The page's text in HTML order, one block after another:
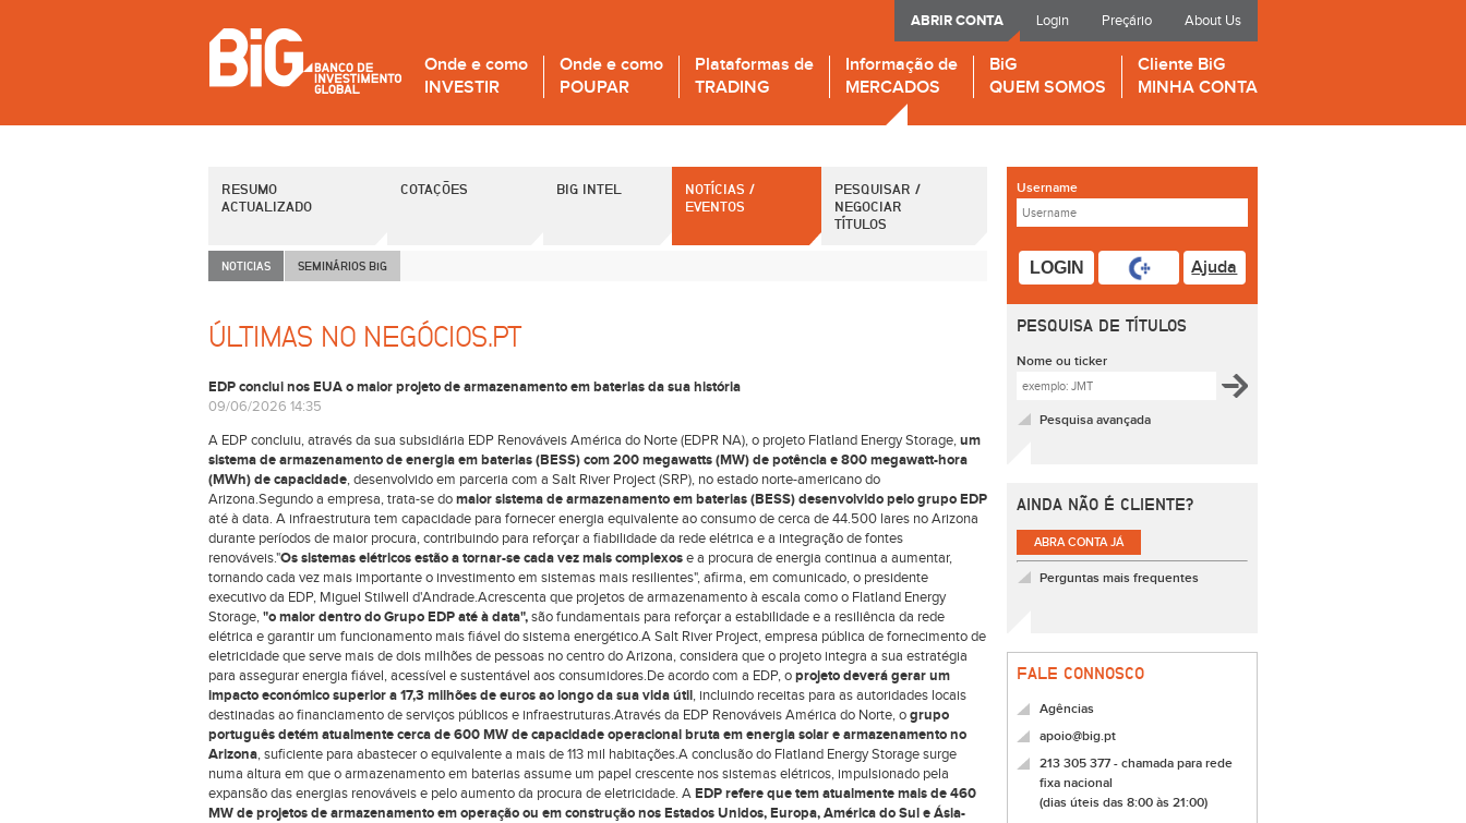
Login Preçário About Us
ABRIR CONTA
Onde e como
INVESTIR
Onde e como
POUPAR
Plataformas de
TRADING
Informação de
MERCADOS
BiG
QUEM SOMOS
Cliente BiG
MINHA CONTA
RESUMO
ACTUALIZADO
COTAÇÕES BIG INTEL
NOTÍCIAS /
EVENTOS
PESQUISAR /
NEGOCIAR
TÍTULOS
NOTICIAS SEMINÁRIOS BiG
ÚLTIMAS NO NEGÓCIOS.PT
EDP conclui nos EUA o maior projeto de armazenamento em baterias da sua história
09/06/2026 14:35
A EDP concluiu, através da sua subsidiária EDP Renováveis América do Norte (EDPR NA), o projeto Flatland Energy Storage,um
sistema de armazenamento de energia em baterias (BESS) com 200 megawatts (MW) de potência e 800 megawatt-hora
(MWh) de capacidade, desenvolvido em parceria com a Salt River Project (SRP), no estado norte-americano do
Arizona.Segundo a empresa, trata-se domaior sistema de armazenamento em baterias (BESS) desenvolvido pelo grupo EDP
até à data. A infraestrutura tem capacidade para fornecer energia equivalente ao consumo de cerca de 44.500 lares no Arizona
durante períodos de maior procura, contribuindo para reforçar a fiabilidade da rede elétrica e a integração de fontes
renováveis."Os sistemas elétricos estão a tornar-se cada vez mais complexose a procura de energia continua a aumentar,
tornando cada vez mais importante o investimento em sistemas mais resilientes", afirma, em comunicado, o presidente
executivo da EDP, Miguel Stilwell d'Andrade.Acrescenta que projetos de armazenamento à escala como o Flatland Energy
Storage,"o maior dentro do Grupo EDP até à data",são fundamentais para reforçar a estabilidade e a resiliência da rede
elétrica e garantir um funcionamento mais fiável do sistema energético.A Salt River Project, empresa pública de fornecimento de
eletricidade que serve mais de dois milhões de pessoas no centro do Arizona, considera que o projeto integra a sua estratégia
para assegurar energia fiável, acessível e sustentável aos consumidores.De acordo com a EDP, oprojeto deverá gerar um
impacto económico superior a 17,3 milhões de euros ao longo da sua vida útil, incluindo receitas para as autoridades locais
destinadas ao financiamento de serviços públicos e infraestruturas.Através da EDP Renováveis América do Norte, ogrupo
português detém atualmente cerca de 600 MW de capacidade operacional bruta em energia solar e armazenamento no
Arizona, suficiente para abastecer o equivalente a mais de 113 mil habitações.A conclusão do Flatland Energy Storage surge
numa altura em que o armazenamento em baterias assume um papel crescente nos sistemas elétricos, impulsionado pela
expansão das energias renováveis e pelo aumento da procura de eletricidade. AEDP refere que tem atualmente mais de 460
MW de projetos de armazenamento em operação ou em construção nos Estados Unidos, Europa, América do Sul e Ásia-
Username
LOGIN Ajuda
PESQUISA DE TÍTULOS
Nome ou ticker
Pesquisa avançada
AINDA NÃO É CLIENTE?
ABRA CONTA JÁ
Perguntas mais frequentes
FALE CONNOSCO
Agências
apoio@big.pt
213 305 377 - chamada para rede
fixa nacional
(dias úteis das 8:00 às 21:00)